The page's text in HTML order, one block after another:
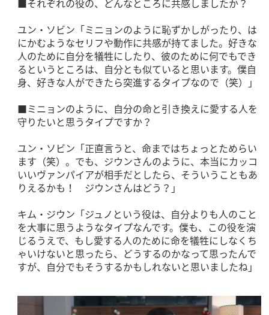
■それぞれの役の、どんなところに共感しましたか？
ユン・ソビン「ミニョンのように恥ずかしがったり、は
にかむようなセリフや動作に共感が持てました。好きな
人のために自分を犠牲にしたり、彼のために何でもでき
るというところは、自分とも似ていると思います。僕自
身、好きな人ができたら突進するタイプなので（笑）」
■ミニョンのように、自分の命と引き換えに愛する人を
守りたいと思うタイプですか？
ユン・ソビン「正直言うと、命まではちょっとためらい
ます（笑）。でも、ジウンさんのように、本当にカッコ
いいヴァンパイアが相手だとしたら、そういうこともあ
りえるかも！ ジウンさんはどう？」
キム・ジウン「ジュノという役は、自分よりも人のこと
を大事に思うようなタイプなんです。僕も、この役を演
じるうえで、もし愛する人のために命を犠牲にしなくち
ゃいけないと思ったら、どうするのかなって思ったんで
すが、自分でもそうするかもしれないと思いましたね」